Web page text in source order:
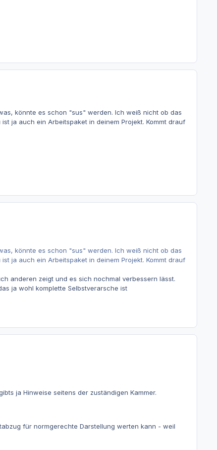
könnte es schon "sus" werden. Ich weiß nicht ob das
ja auch ein Arbeitspaket in deinem Projekt. Kommt drauf
könnte es schon "sus" werden. Ich weiß nicht ob das
ja auch ein Arbeitspaket in deinem Projekt. Kommt drauf
anderen zeigt und es sich nochmal verbessern lässt.
ja wohl komplette Selbstverarsche ist
ja Hinweise seitens der zuständigen Kammer.
für normgerechte Darstellung werten kann - weil